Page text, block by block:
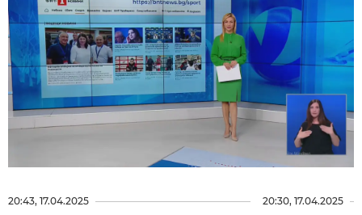
20:43, 17.04.2025 20:30, 17.04.2025